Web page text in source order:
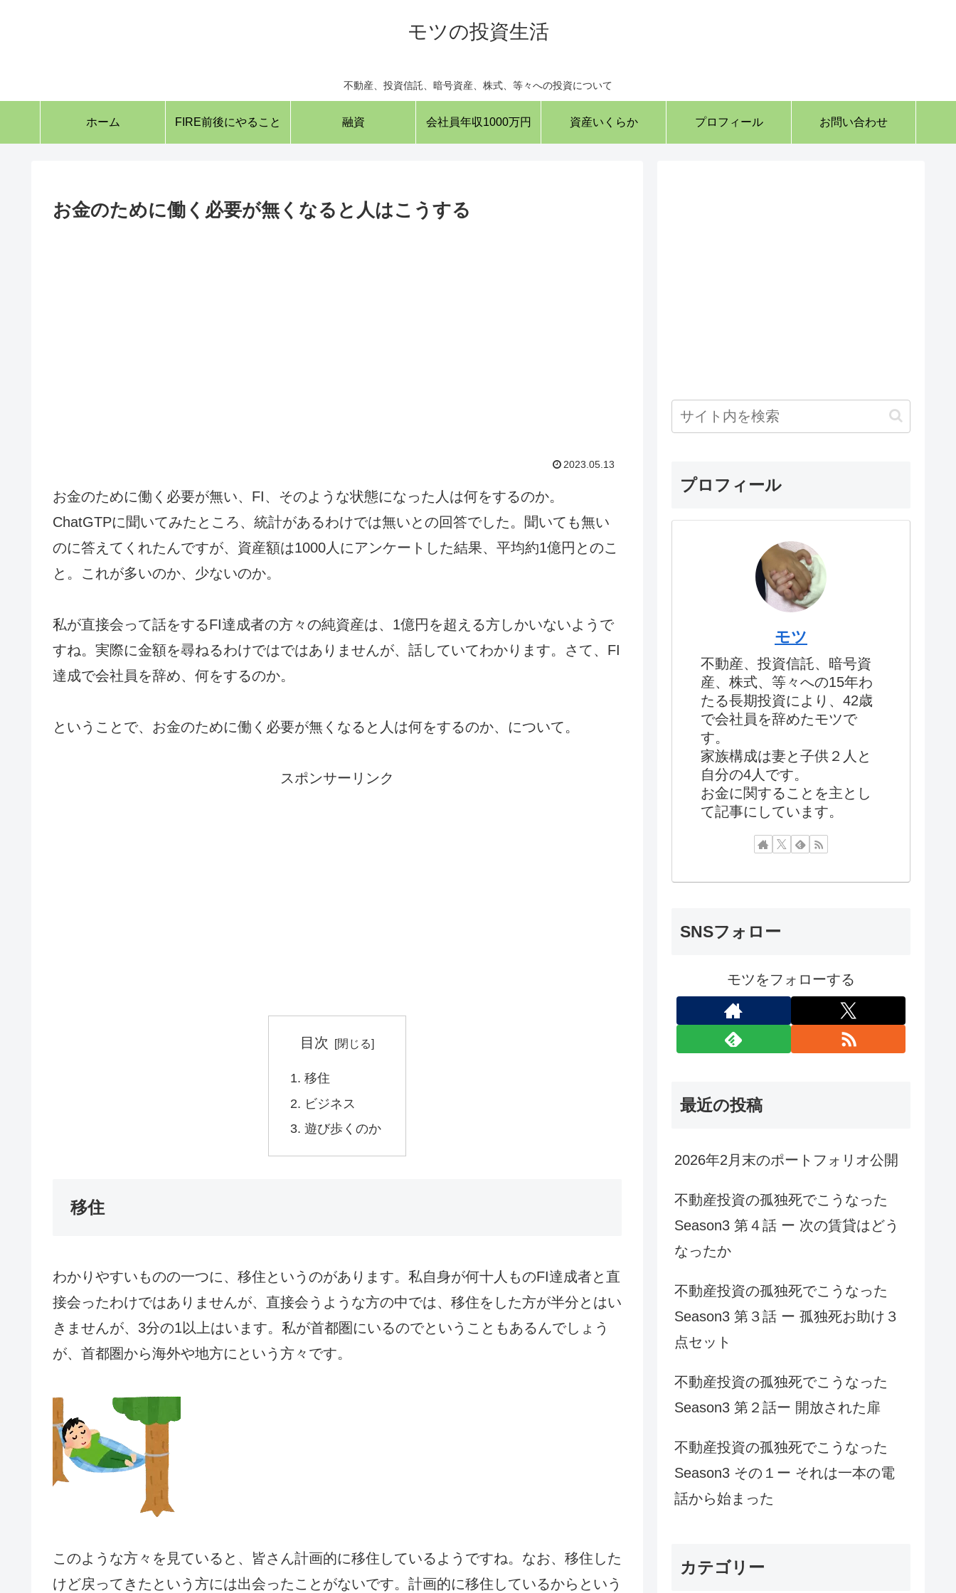
モツの投資生活
不動産、投資信託、暗号資産、株式、等々への投資について
ホーム FIRE前後にやること 融資 会社員年収1000万円 資産いくらか プロフィール お問い合わせ
お金のために働く必要が無くなると人はこうする
2023.05.13
お金のために働く必要が無い、FI、そのような状態になった人は何をするのか。
ChatGTPに聞いてみたところ、統計があるわけでは無いとの回答でした。聞いても無い
のに答えてくれたんですが、資産額は1000人にアンケートした結果、平均約1億円とのこ
と。これが多いのか、少ないのか。
私が直接会って話をするFI達成者の方々の純資産は、1億円を超える方しかいないようで
すね。実際に金額を尋ねるわけではではありませんが、話していてわかります。さて、FI
達成で会社員を辞め、何をするのか。
ということで、お金のために働く必要が無くなると人は何をするのか、について。
スポンサーリンク
目次
移住
ビジネス
遊び歩くのか
移住
わかりやすいものの一つに、移住というのがあります。私自身が何十人ものFI達成者と直
接会ったわけではありませんが、直接会うような方の中では、移住をした方が半分とはい
きませんが、3分の1以上はいます。私が首都圏にいるのでということもあるんでしょう
が、首都圏から海外や地方にという方々です。
このような方々を見ていると、皆さん計画的に移住しているようですね。なお、移住した
けど戻ってきたという方には出会ったことがないです。計画的に移住しているからという
プロフィール
モツ
不動産、投資信託、暗号資
産、株式、等々への15年わ
たる長期投資により、42歳
で会社員を辞めたモツで
す。
家族構成は妻と子供２人と
自分の4人です。
お金に関することを主とし
て記事にしています。
SNSフォロー
モツをフォローする
最近の投稿
2026年2月末のポートフォリオ公開
不動産投資の孤独死でこうなった
Season3 第４話 ー 次の賃貸はどう
なったか
不動産投資の孤独死でこうなった
Season3 第３話 ー 孤独死お助け３
点セット
不動産投資の孤独死でこうなった
Season3 第２話ー 開放された扉
不動産投資の孤独死でこうなった
Season3 その１ー それは一本の電
話から始まった
カテゴリー